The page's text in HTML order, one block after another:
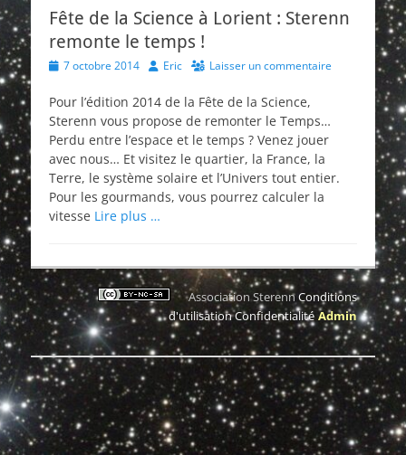
Fête de la Science à Lorient : Sterenn
remonte le temps !
Posted
7 octobre 2014 Author
Eric Laisser un commentaire
Pour l’édition 2014 de la Fête de la Science,
Sterenn vous propose de remonter le Temps…
Perdu entre l’espace et le temps ? Venez jouer
avec nous… Et visitez le quartier, la France, la
Terre, le système solaire et l’Univers tout entier.
Pour les gourmands, vous pourrez calculer la
vitesse Lire plus …
Association SterennConditions
d'utilisationConfidentialité Admin